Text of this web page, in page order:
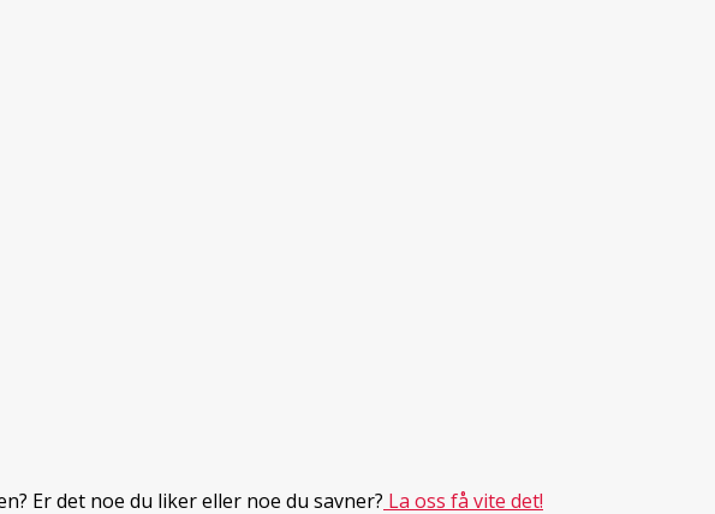
Er det noe du liker eller noe du savner? La oss få vite det!